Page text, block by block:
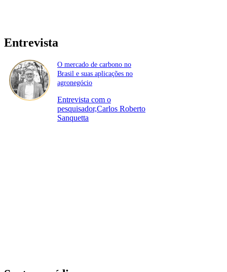
Entrevista
O mercado de carbono no
Brasil e suas aplicações no
agronegócio
Entrevista com o
pesquisador,Carlos Roberto
Sanquetta